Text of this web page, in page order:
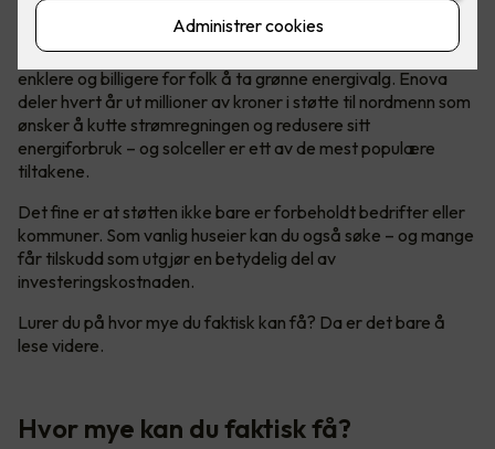
Hvem er Enova?
Enova er et statlig selskap med ett oppdrag - å gjøre det
enklere og billigere for folk å ta grønne energivalg. Enova
deler hvert år ut millioner av kroner i støtte til nordmenn som
ønsker å kutte strømregningen og redusere sitt
energiforbruk – og solceller er ett av de mest populære
tiltakene.
Det fine er at støtten ikke bare er forbeholdt bedrifter eller
kommuner. Som vanlig huseier kan du også søke – og mange
får tilskudd som utgjør en betydelig del av
investeringskostnaden.
Lurer du på hvor mye du faktisk kan få? Da er det bare å
lese videre.
Hvor mye kan du faktisk få?